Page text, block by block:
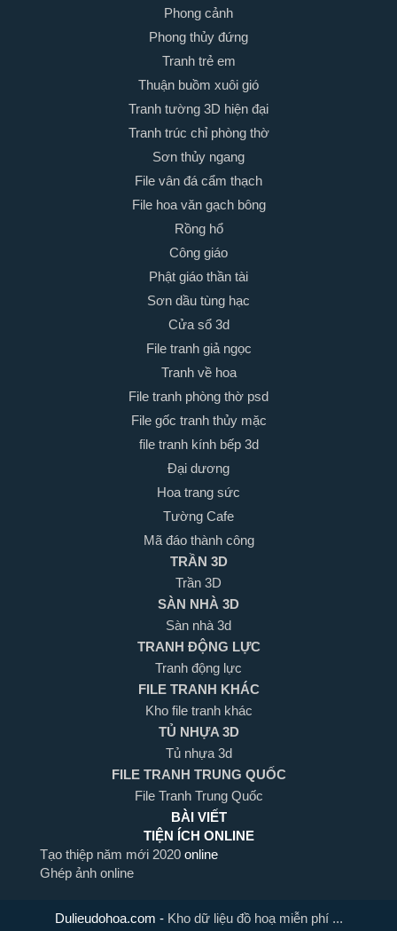
Phong cảnh
Phong thủy đứng
Tranh trẻ em
Thuận buồm xuôi gió
Tranh tường 3D hiện đại
Tranh trúc chỉ phòng thờ
Sơn thủy ngang
File vân đá cẩm thạch
File hoa văn gạch bông
Rồng hổ
Công giáo
Phật giáo thần tài
Sơn dầu tùng hạc
Cửa sổ 3d
File tranh giả ngọc
Tranh về hoa
File tranh phòng thờ psd
File gốc tranh thủy mặc
file tranh kính bếp 3d
Đại dương
Hoa trang sức
Tường Cafe
Mã đáo thành công
TRẦN 3D
Trần 3D
SÀN NHÀ 3D
Sàn nhà 3d
TRANH ĐỘNG LỰC
Tranh động lực
FILE TRANH KHÁC
Kho file tranh khác
TỦ NHỰA 3D
Tủ nhựa 3d
FILE TRANH TRUNG QUỐC
File Tranh Trung Quốc
BÀI VIẾT
TIỆN ÍCH ONLINE
Tạo thiệp năm mới 2020 online
Ghép ảnh online
Dulieudohoa.com - Kho dữ liệu đồ hoạ miễn phí ...